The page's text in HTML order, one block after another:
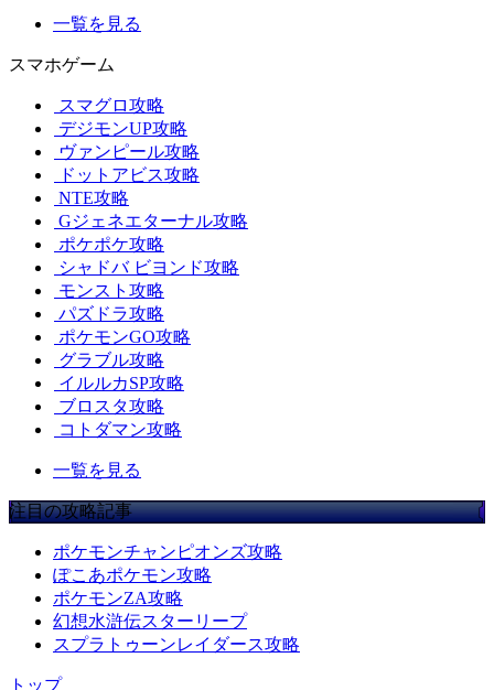
一覧を見る
スマホゲーム
スマグロ攻略
デジモンUP攻略
ヴァンピール攻略
ドットアビス攻略
NTE攻略
Gジェネエターナル攻略
ポケポケ攻略
シャドバ ビヨンド攻略
モンスト攻略
パズドラ攻略
ポケモンGO攻略
グラブル攻略
イルルカSP攻略
ブロスタ攻略
コトダマン攻略
一覧を見る
注目の攻略記事
ポケモンチャンピオンズ攻略
ぽこあポケモン攻略
ポケモンZA攻略
幻想水滸伝スターリープ
スプラトゥーンレイダース攻略
トップ